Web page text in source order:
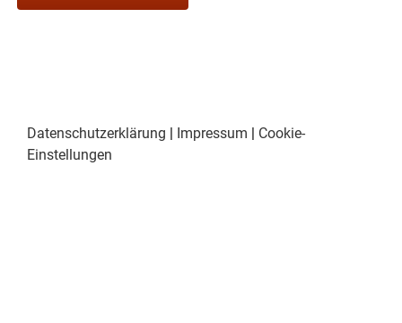
Datenschutzerklärung | Impressum | Cookie-
Einstellungen